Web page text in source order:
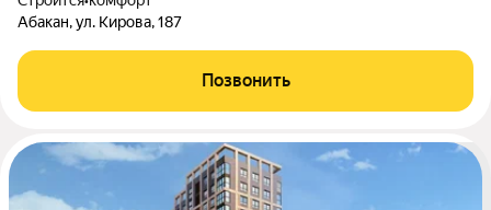
Абакан, ул. Кирова, 187
Позвонить